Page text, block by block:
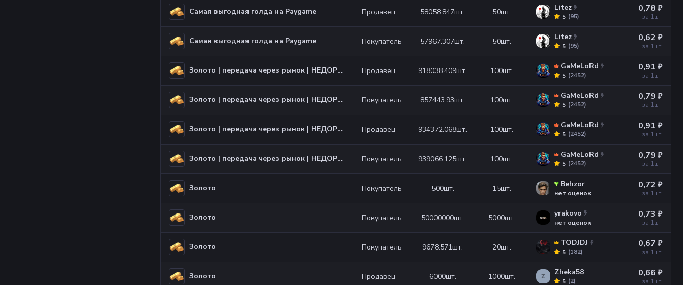
Самая выгодная голда на Paygame Продавец 58058.847шт. 50шт. Litez
(95)
5
0,78 ₽
за 1шт.
Самая выгодная голда на Paygame Покупатель 57967.307шт. 50шт. Litez
(95)
5
0,62 ₽
за 1шт.
Золото | передача через рынок | НЕДОРОГО Продавец 918038.409шт. 100шт. GaMeLoRd
(2452)
5
0,91 ₽
за 1шт.
Золото | передача через рынок | НЕДОРОГО Покупатель 857443.93шт. 100шт. GaMeLoRd
(2452)
5
0,79 ₽
за 1шт.
Золото | передача через рынок | НЕДОРОГО Продавец 934372.068шт. 100шт. GaMeLoRd
(2452)
5
0,91 ₽
за 1шт.
Золото | передача через рынок | НЕДОРОГО Покупатель 939066.125шт. 100шт. GaMeLoRd
(2452)
5
0,79 ₽
за 1шт.
Золото Покупатель 500шт. 15шт. Behzor
нет оценок
0,72 ₽
за 1шт.
Золото Покупатель 50000000шт. 5000шт. yrakovo
нет оценок
0,73 ₽
за 1шт.
Золото Покупатель 9678.571шт. 20шт. TODJDJ
(182)
5
0,67 ₽
за 1шт.
Золото Продавец 6000шт. 1000шт. Z Zheka58
(2)
5
0,66 ₽
за 1шт.